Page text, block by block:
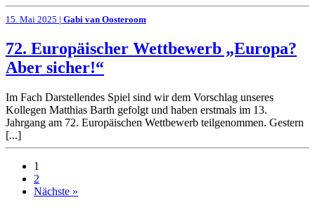
15. Mai 2025 | Gabi van Oosteroom
72. Europäischer Wettbewerb „Europa?
Aber sicher!“
Im Fach Darstellendes Spiel sind wir dem Vorschlag unseres
Kollegen Matthias Barth gefolgt und haben erstmals im 13.
Jahrgang am 72. Europäischen Wettbewerb teilgenommen. Gestern
[...]
1
2
Nächste »